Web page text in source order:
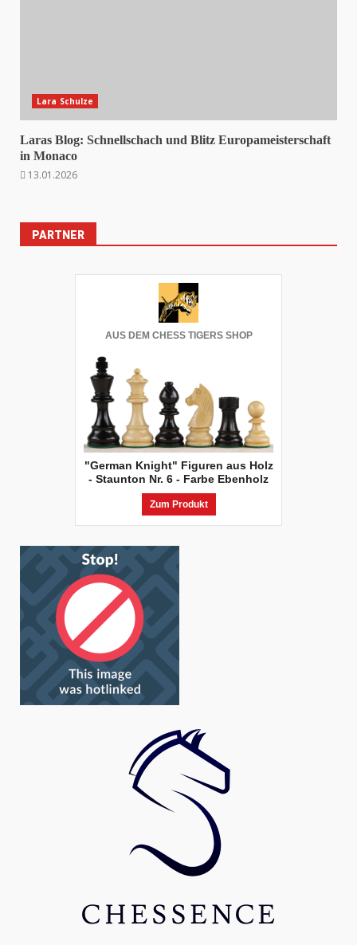
Lara Schulze
Laras Blog: Schnellschach und Blitz Europameisterschaft
in Monaco
13.01.2026
PARTNER
AUS DEM CHESS TIGERS SHOP
"German Knight" Figuren aus Holz
- Staunton Nr. 6 - Farbe Ebenholz
Zum Produkt